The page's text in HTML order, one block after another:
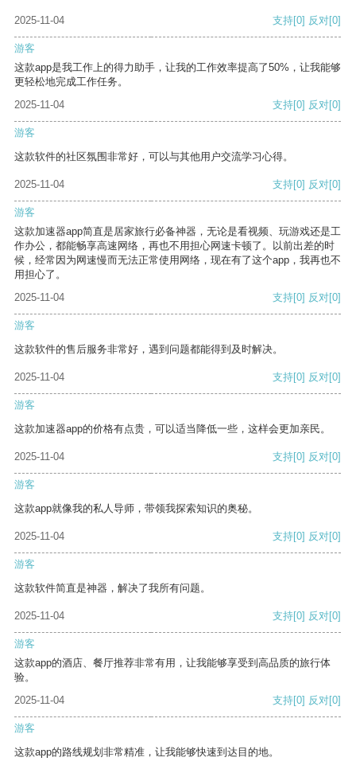
2025-11-04 支持[0] 反对[0]
游客
这款app是我工作上的得力助手，让我的工作效率提高了50%，让我能够
更轻松地完成工作任务。
2025-11-04
支持[0] 反对[0]
游客
这款软件的社区氛围非常好，可以与其他用户交流学习心得。
2025-11-04 支持[0] 反对[0]
游客
这款加速器app简直是居家旅行必备神器，无论是看视频、玩游戏还是工
作办公，都能畅享高速网络，再也不用担心网速卡顿了。以前出差的时
候，经常因为网速慢而无法正常使用网络，现在有了这个app，我再也不
用担心了。
2025-11-04
支持[0] 反对[0]
游客
这款软件的售后服务非常好，遇到问题都能得到及时解决。
2025-11-04 支持[0] 反对[0]
游客
这款加速器app的价格有点贵，可以适当降低一些，这样会更加亲民。
2025-11-04 支持[0] 反对[0]
游客
这款app就像我的私人导师，带领我探索知识的奥秘。
2025-11-04 支持[0] 反对[0]
游客
这款软件简直是神器，解决了我所有问题。
2025-11-04 支持[0] 反对[0]
游客
这款app的酒店、餐厅推荐非常有用，让我能够享受到高品质的旅行体
验。
2025-11-04
支持[0] 反对[0]
游客
这款app的路线规划非常精准，让我能够快速到达目的地。